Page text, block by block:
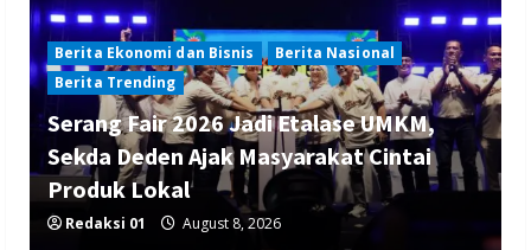
Berita Ekonomi dan Bisnis
Berita Nasional
Berita Trending
Serang Fair 2026 Jadi Etalase UMKM,
Sekda Deden Ajak Masyarakat Cintai
Produk Lokal
Redaksi 01 August 8, 2026